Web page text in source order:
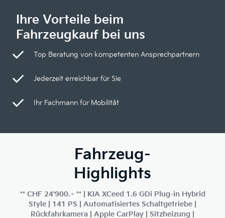
Ihre Vorteile beim
Fahrzeugkauf bei uns
Top Beratung von kompetenten Ansprechpartnern
Jederzeit erreichbar für Sie
Ihr Fachmann für Mobilität
Fahrzeug-
Highlights
** CHF 24'900.– ** | KIA XCeed 1.6 GDi Plug-in Hybrid
Style | 141 PS | Automatisiertes Schaltgetriebe |
Rückfahrkamera | Apple CarPlay | Sitzheizung |